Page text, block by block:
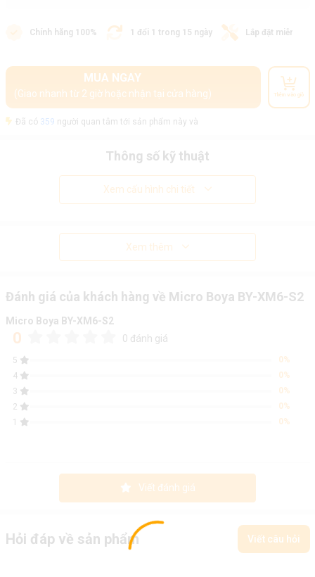
Chính hãng 100% 1 đổi 1 trong 15 ngày Lắp đặt miễn phí
MUA NGAY
(Giao nhanh từ 2 giờ hoặc nhận tại cửa hàng) Thêm vào giỏ
Đã có 359 người quan tâm tới sản phẩm này và
Thông số kỹ thuật
Xem cấu hình chi tiết
Xem thêm
Đánh giá của khách hàng về Micro Boya BY-XM6-S2
Micro Boya BY-XM6-S2
0 0 đánh giá
5
0%
4
0%
3
0%
2
0%
1
0%
Viết đánh giá
Hỏi đáp về sản phẩm Viết câu hỏi